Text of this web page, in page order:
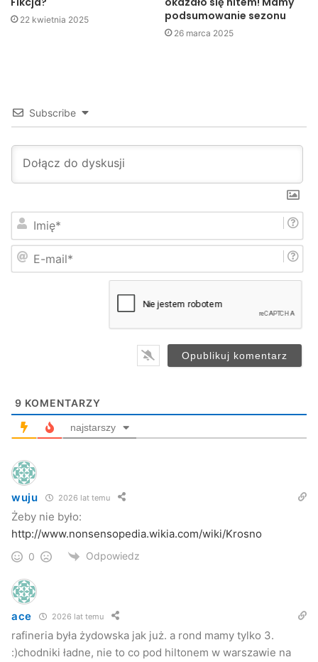
Kuba Kowalczyk
22 kwietnia 2025
podsumowanie sezonu
26 marca 2025
Subscribe
i
m
9 KOMENTARZY
najstarszy
wuju 2026 lat temu
Żeby nie było:
http://www.nonsensopedia.wikia.com/wiki/Krosno
0 Odpowiedz
ace 2026 lat temu
rafineria była żydowska jak już. a rond mamy tylko 3.
:)chodniki ładne, nie to co pod hiltonem w warszawie na